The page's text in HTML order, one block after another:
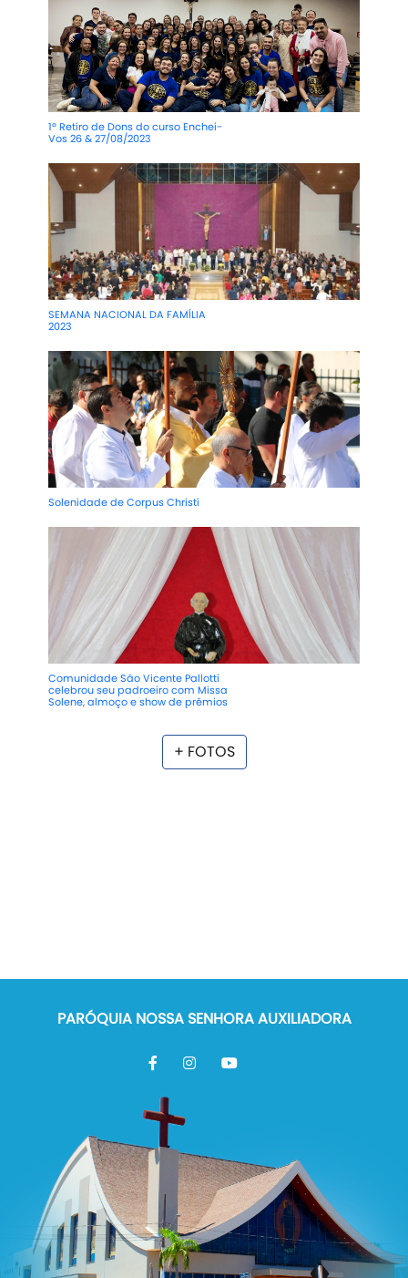
1º Retiro de Dons do curso Enchei-
Vos 26 & 27/08/2023
SEMANA NACIONAL DA FAMÍLIA
2023
Solenidade de Corpus Christi
Comunidade São Vicente Pallotti
celebrou seu padroeiro com Missa
Solene, almoço e show de prêmios
+ FOTOS
PARÓQUIA NOSSA SENHORA AUXILIADORA